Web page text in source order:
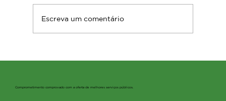
Escreva um comentário
Comprometimento comprovado com a oferta de melhores serviços públicos.